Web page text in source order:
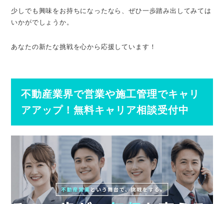
少しでも興味をお持ちになったなら、ぜひ一歩踏み出してみては
いかがでしょうか。
あなたの新たな挑戦を心から応援しています！
不動産業界で営業や施工管理でキャリ
アアップ！無料キャリア相談受付中